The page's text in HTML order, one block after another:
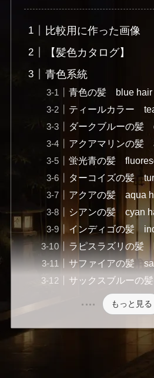
比較用に作った画像
【髪色カタログ】
青色系統
青色の髪 blue hair
ティールカラー
ダークブルーの髪
アクアマリンの髪
蛍光青の髪
ターコイズの髪
アクアの髪 aqua
シアンの髪 cyan
インディゴの髪
ラピスラズリの髪
サファイアの髪
サックスブルーの
もっと見る